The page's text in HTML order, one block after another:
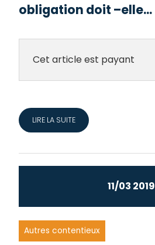
obligation doit –elle...
Cet article est payant
LIRE LA SUITE
11/03 2019
Autres contentieux